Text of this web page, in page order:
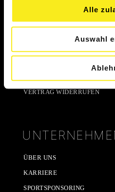
Alle
Auswahl
VERTRAG WIDERRUFEN
ÜBER UNS
KARRIERE
SPORTSPONSORING